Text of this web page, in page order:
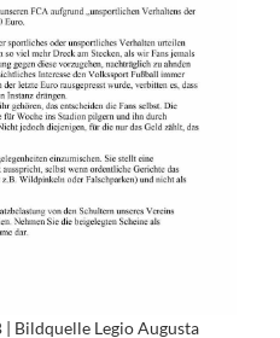
Bildquelle Legio Augusta